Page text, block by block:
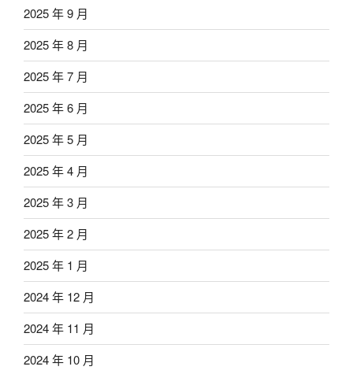
2025 年 9 月
2025 年 8 月
2025 年 7 月
2025 年 6 月
2025 年 5 月
2025 年 4 月
2025 年 3 月
2025 年 2 月
2025 年 1 月
2024 年 12 月
2024 年 11 月
2024 年 10 月